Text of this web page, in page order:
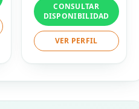
CONSULTAR
DISPONIBILIDAD
VER PERFIL